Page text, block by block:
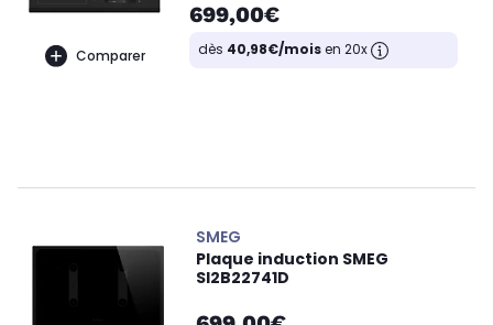
Comparer
699,00€
dès 40,98€/moisen 20x
SMEG
Plaque induction SMEG
SI2B22741D